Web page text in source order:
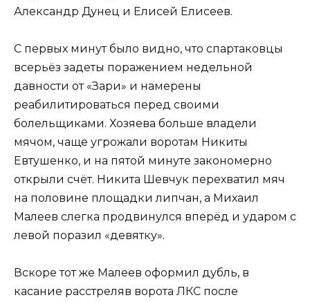
Александр Дунец и Елисей Елисеев.
С первых минут было видно, что спартаковцы
всерьёз задеты поражением недельной
давности от «Зари» и намерены
реабилитироваться перед своими
болельщиками. Хозяева больше владели
мячом, чаще угрожали воротам Никиты
Евтушенко, и на пятой минуте закономерно
открыли счёт. Никита Шевчук перехватил мяч
на половине площадки липчан, а Михаил
Малеев слегка продвинулся вперёд и ударом с
левой поразил «девятку».
Вскоре тот же Малеев оформил дубль, в
касание расстреляв ворота ЛКС после